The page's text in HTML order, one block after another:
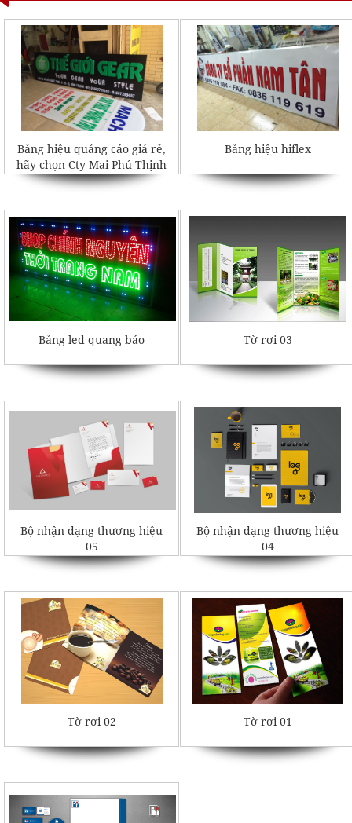
Bảng hiệu quảng cáo giá rẻ,
hãy chọn Cty Mai Phú Thịnh
Bảng hiệu hiflex
Bảng led quang báo Tờ rơi 03
Bộ nhận dạng thương hiệu
05
Bộ nhận dạng thương hiệu
04
Tờ rơi 02 Tờ rơi 01